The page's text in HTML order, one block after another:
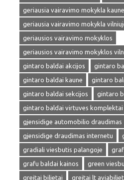
geriausia vairavimo mokykla kaune
geriausia vairavimo mokykla
geriausios vairavimo mokyklos
geriausios vairavimo mokyklos
gintaro baldai akcijos
gintaro
gintaro baldai kaune
gintaro
gintaro baldai sekcijos
gintaro
gintaro baldai virtuves komplektai
gjensidige automobilio draudimas
gjensidige draudimas internetu
gradiali viesbutis palangoje
grafu baldai kainos
green
greitai bilietai
greitai lt